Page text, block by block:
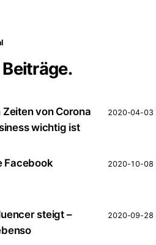
von Corona
wichtig ist
2020-04-03
Facebook
2020-10-08
steigt –
2020-09-28